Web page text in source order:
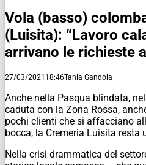
Vola (basso)
(Luisita): “Lavoro
arrivano le richieste
27/03/2021 18:46Tania Gandola
Anche nella Pasqua blindata,
caduta con la Zona Rossa,
pochi clienti che si affacciano
bocca, la Cremeria Luisita resta
Nella crisi drammatica del